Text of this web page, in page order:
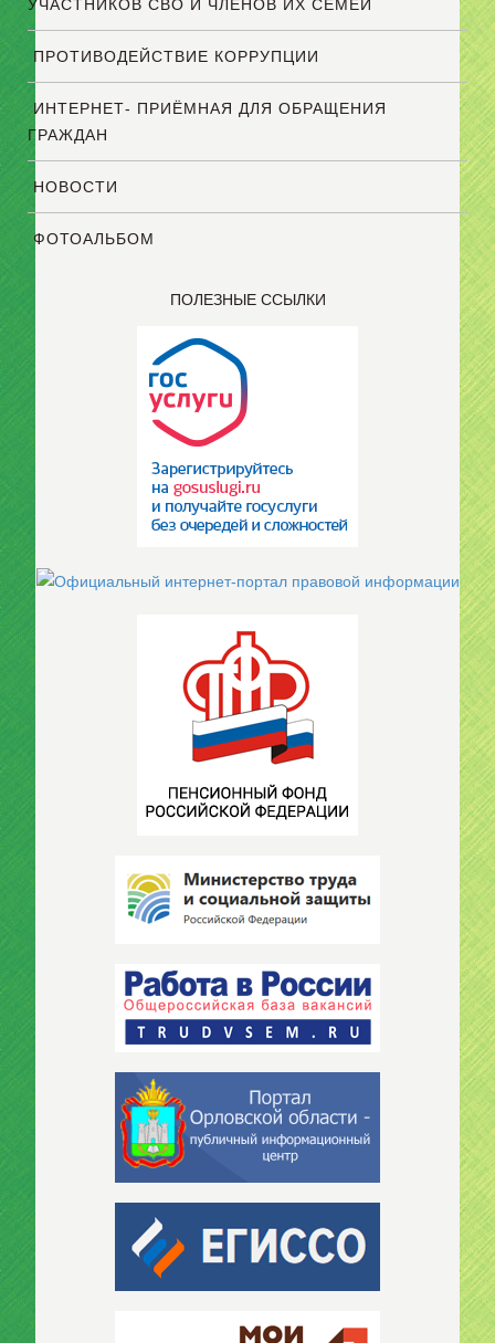
УЧАСТНИКОВ СВО И ЧЛЕНОВ ИХ СЕМЕЙ
ПРОТИВОДЕЙСТВИЕ КОРРУПЦИИ
ИНТЕРНЕТ- ПРИЁМНАЯ ДЛЯ ОБРАЩЕНИЯ
ГРАЖДАН
НОВОСТИ
ФОТОАЛЬБОМ
ПОЛЕЗНЫЕ ССЫЛКИ